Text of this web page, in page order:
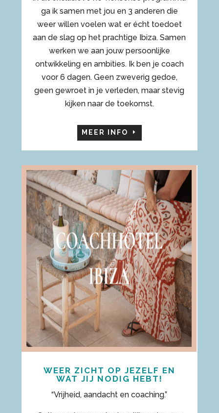
ga ik samen met jou en 3 anderen die
weer willen voelen wat er écht toedoet
aan de slag op het prachtige Ibiza. Samen
werken we aan jouw persoonlijke
ontwikkeling en ambities. Ik ben je coach
voor 6 dagen. Geen zweverig gedoe,
geen gewroet in je verleden, maar stevig
kijken naar de toekomst.
MEER INFO
WEER ZICHT OP JEZELF EN
WAT JIJ NODIG HEBT!
“Vrijheid, aandacht en coaching.”